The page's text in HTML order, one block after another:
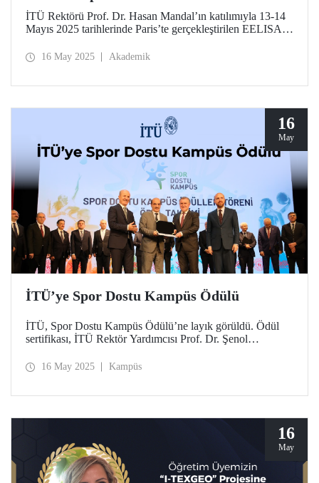
İTÜ Rektörü Prof. Dr. Hasan Mandal’ın katılımıyla 13-14
Mayıs 2025 tarihlerinde Paris’te gerçekleştirilen EELISA
Avrupa’da yükseköğretimin geleceğini birlikte
16 May 2025 Akademik
16
May
İTÜ’ye Spor Dostu Kampüs Ödülü
İTÜ, Spor Dostu Kampüs Ödülü’ne layık görüldü. Ödül
sertifikası, İTÜ Rektör Yardımcısı Prof. Dr. Şenol
Erdoğan Üniversitesinde düzenlenen törende takdim edildi.
16 May 2025 Kampüs
16
May